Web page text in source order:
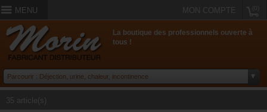
MENU MON COMPTE
La boutique des professionnels ouverte à
tous !
35 article(s)